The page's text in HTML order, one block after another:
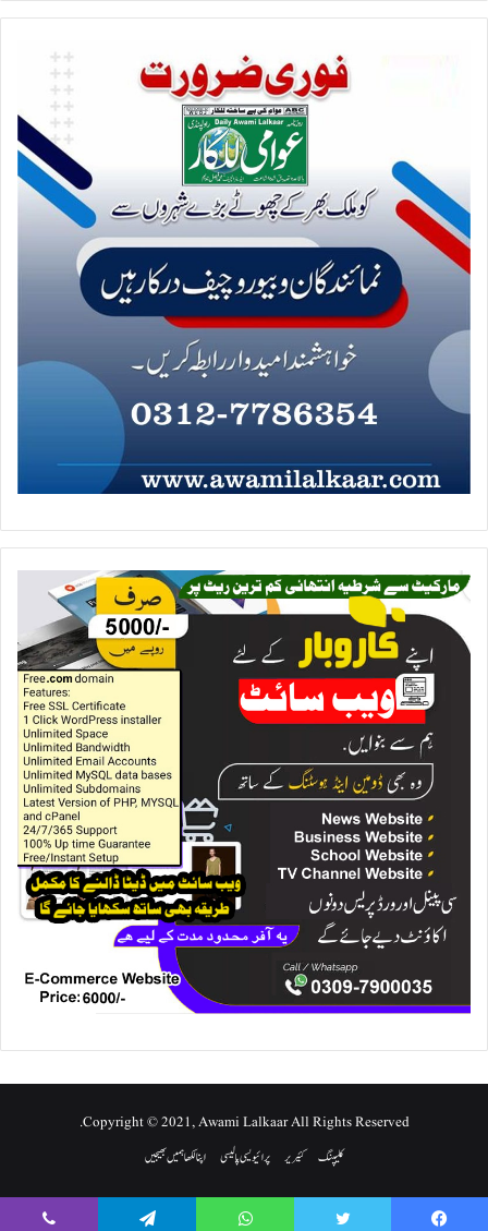
Copyright © 2021, Awami Lalkaar All Rights Reserved.
کلیپنگ
کئیریر پرائیویسی پالیسی اپنا لکھا ہمیں بھیجیں